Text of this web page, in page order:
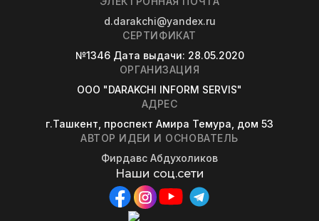
d.darakchi@yandex.ru
СЕРТИФИКАТ
№1346 Дата выдачи: 28.05.2020
ОРГАНИЗАЦИЯ
OOO "DARAKCHI INFORM SERVIS"
АДРЕС
г.Ташкент, проспект Амира Темура, дом 53
АВТОР ИДЕИ И ОСНОВАТЕЛЬ
Фирдавс Абдухоликов
Наши соц.сети